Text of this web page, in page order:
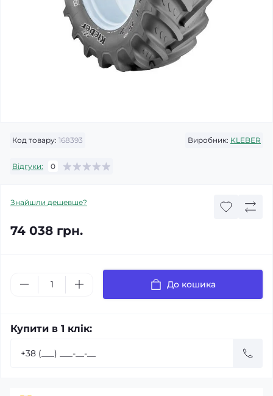
Код товару: 168393 Виробник: KLEBER
Відгуки: 0
Знайшли дешевше?
74 038 грн.
До кошика
Купити в 1 клік: